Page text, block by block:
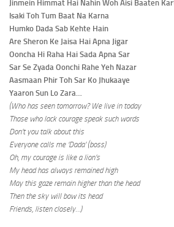
Jinmein Himmat Hai Nahin Woh Aisi Baaten
Isaki Toh Tum Baat Na Karna
Humko Dada Sab Kehte Hain
Are Sheron Ke Jaisa Hai Apna Jigar
Ooncha Hi Raha Hai Sada Apna Sar
Sar Se Zyada Oonchi Rahe Yeh Nazar
Aasmaan Phir Toh Sar Ko Jhukaaye
Yaaron Sun Lo Zara…
(Who has seen tomorrow? We live in today
Those who lack courage speak such words
Don’t you talk about this
Everyone calls me ‘Dada’ (boss)
Oh, my courage is like a lion’s
My head has always remained high
May this gaze remain higher than the head
Then the sky will bow its head
Friends, listen closely…)